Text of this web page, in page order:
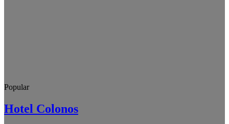
Popular
Hotel Colonos